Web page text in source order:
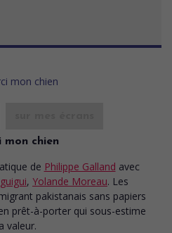
mon chien
de Philippe Galland avec
, Yolande Moreau. Les
pakistanais sans papiers
prêt-à-porter qui sous-estime
valeur.